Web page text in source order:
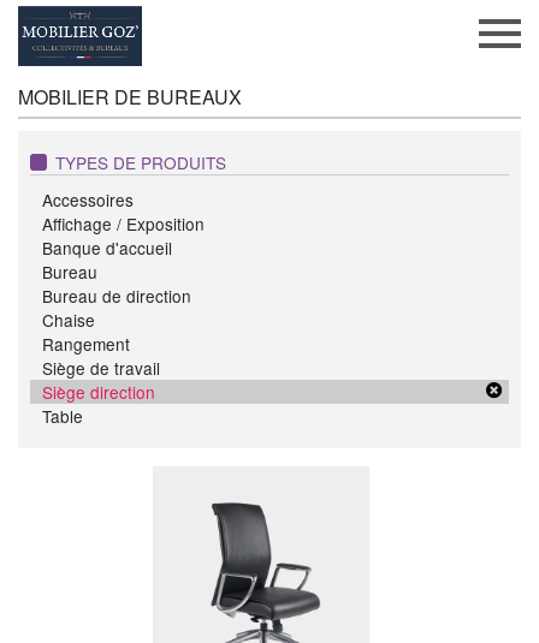
MOBILIER DE BUREAUX
TYPES DE PRODUITS
Accessoires
Affichage / Exposition
Banque d'accueil
Bureau
Bureau de direction
Chaise
Rangement
Siège de travail
Siège direction
Table